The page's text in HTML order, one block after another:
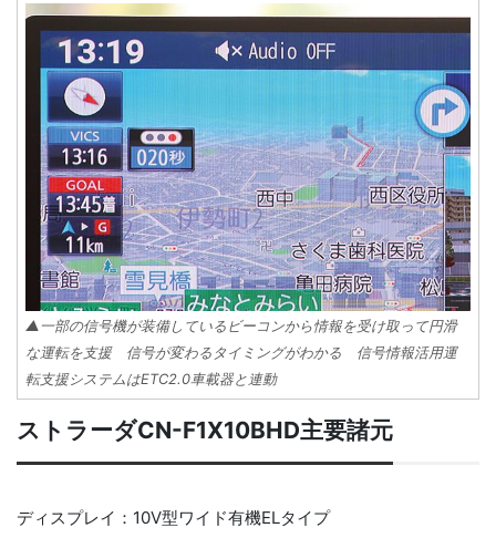
▲一部の信号機が装備しているビーコンから情報を受け取って円滑
な運転を支援 信号が変わるタイミングがわかる 信号情報活用運
転支援システムはETC2.0車載器と連動
ストラーダCN-F1X10BHD主要諸元
ディスプレイ：10V型ワイド有機ELタイプ